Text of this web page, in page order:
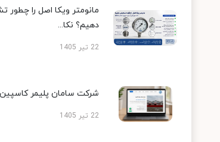
مانومتر ویکا اصل را
دهیم؟ نکا...
22 تیر 1405
شرکت سامان پلیمر کاسپین
22 تیر 1405